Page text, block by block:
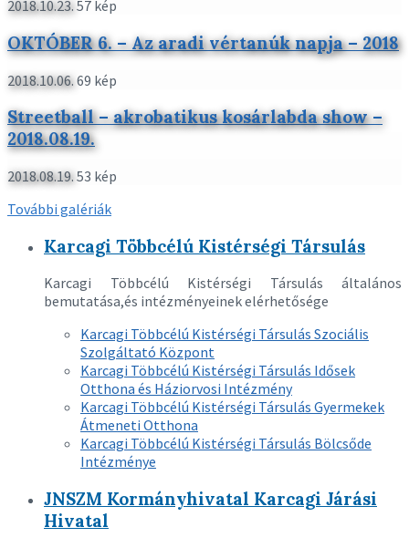
2018.10.23.57 kép
More
OKTÓBER 6. – Az aradi vértanúk napja – 2018
2018.10.06.69 kép
More
Streetball – akrobatikus kosárlabda show –
2018.08.19.
2018.08.19.53 kép
More
További galériák
Főoldali
sitemap
menü
Karcagi Többcélú Kistérségi Társulás
Karcagi Többcélú Kistérségi Társulás általános
bemutatása,és intézményeinek elérhetősége
Karcagi Többcélú Kistérségi Társulás Szociális
Szolgáltató Központ
Karcagi Többcélú Kistérségi Társulás Idősek
Otthona és Háziorvosi Intézmény
Karcagi Többcélú Kistérségi Társulás Gyermekek
Átmeneti Otthona
Karcagi Többcélú Kistérségi Társulás Bölcsőde
Intézménye
JNSZM Kormányhivatal Karcagi Járási
Hivatal